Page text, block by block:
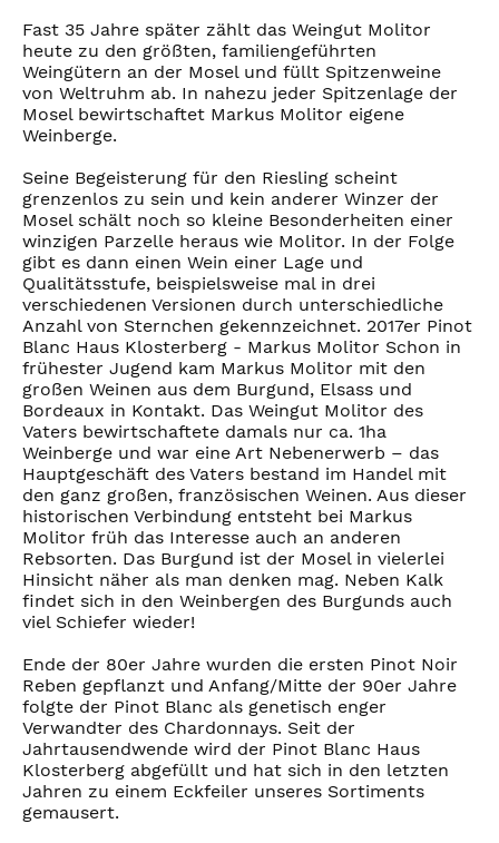
Fast 35 Jahre später zählt das Weingut Molitor
heute zu den größten, familiengeführten
Weingütern an der Mosel und füllt Spitzenweine
von Weltruhm ab. In nahezu jeder Spitzenlage der
Mosel bewirtschaftet Markus Molitor eigene
Weinberge.
Seine Begeisterung für den Riesling scheint
grenzenlos zu sein und kein anderer Winzer der
Mosel schält noch so kleine Besonderheiten einer
winzigen Parzelle heraus wie Molitor. In der Folge
gibt es dann einen Wein einer Lage und
Qualitätsstufe, beispielsweise mal in drei
verschiedenen Versionen durch unterschiedliche
Anzahl von Sternchen gekennzeichnet. 2017er Pinot
Blanc Haus Klosterberg - Markus Molitor Schon in
frühester Jugend kam Markus Molitor mit den
großen Weinen aus dem Burgund, Elsass und
Bordeaux in Kontakt. Das Weingut Molitor des
Vaters bewirtschaftete damals nur ca. 1ha
Weinberge und war eine Art Nebenerwerb – das
Hauptgeschäft des Vaters bestand im Handel mit
den ganz großen, französischen Weinen. Aus dieser
historischen Verbindung entsteht bei Markus
Molitor früh das Interesse auch an anderen
Rebsorten. Das Burgund ist der Mosel in vielerlei
Hinsicht näher als man denken mag. Neben Kalk
findet sich in den Weinbergen des Burgunds auch
viel Schiefer wieder!
Ende der 80er Jahre wurden die ersten Pinot Noir
Reben gepflanzt und Anfang/Mitte der 90er Jahre
folgte der Pinot Blanc als genetisch enger
Verwandter des Chardonnays. Seit der
Jahrtausendwende wird der Pinot Blanc Haus
Klosterberg abgefüllt und hat sich in den letzten
Jahren zu einem Eckfeiler unseres Sortiments
gemausert.